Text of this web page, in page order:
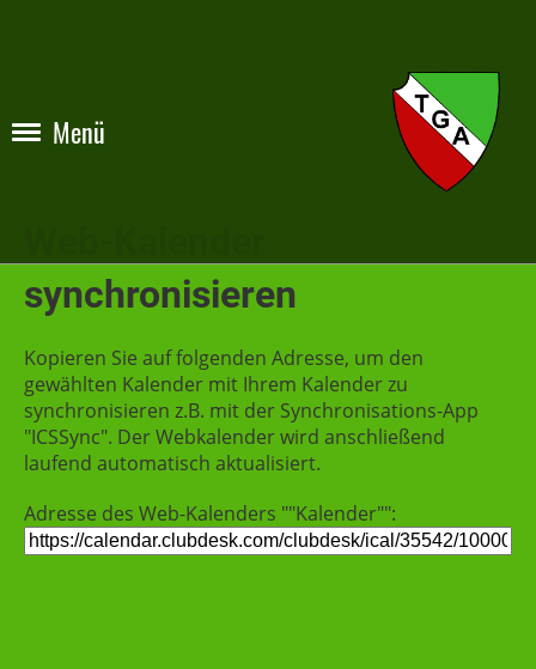
Menü
synchronisieren
Kopieren Sie auf folgenden Adresse, um den
gewählten Kalender mit Ihrem Kalender zu
synchronisieren z.B. mit der Synchronisations-App
"ICSSync". Der Webkalender wird anschließend
laufend automatisch aktualisiert.
Adresse des Web-Kalenders ""Kalender"":